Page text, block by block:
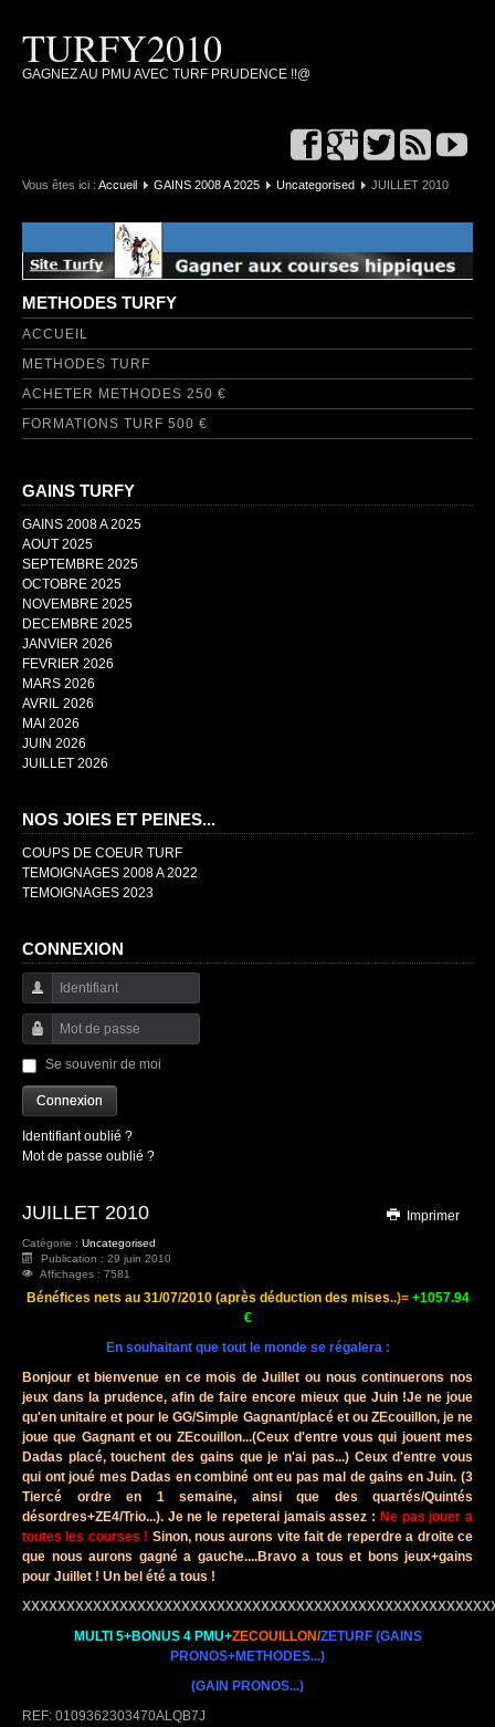
TURFY2010
GAGNEZ AU PMU AVEC TURF PRUDENCE !!@
Vous êtes ici : Accueil GAINS 2008 A 2025 Uncategorised JUILLET 2010
METHODES TURFY
ACCUEIL
METHODES TURF
ACHETER METHODES 250 €
FORMATIONS TURF 500 €
GAINS TURFY
GAINS 2008 A 2025
AOUT 2025
SEPTEMBRE 2025
OCTOBRE 2025
NOVEMBRE 2025
DECEMBRE 2025
JANVIER 2026
FEVRIER 2026
MARS 2026
AVRIL 2026
MAI 2026
JUIN 2026
JUILLET 2026
NOS JOIES ET PEINES...
COUPS DE COEUR TURF
TEMOIGNAGES 2008 A 2022
TEMOIGNAGES 2023
CONNEXION
Identifiant
Mot de passe
Se souvenir de moi
Connexion
Identifiant oublié ?
Mot de passe oublié ?
Imprimer
JUILLET 2010
Catégorie : Uncategorised
Publication : 29 juin 2010
Affichages : 7581
Bénéfices nets au 31/07/2010 (après déduction des mises..)=+1057.94
€
En souhaitant que tout le monde se régalera :
Bonjour et bienvenue en ce mois de Juillet ou nous continuerons nos
jeux dans la prudence, afin de faire encore mieux que Juin !Je ne joue
qu'en unitaire et pour le GG/Simple Gagnant/placé et ou ZEcouillon, je ne
joue que Gagnant et ou ZEcouillon...(Ceux d'entre vous qui jouent mes
Dadas placé, touchent des gains que je n'ai pas...) Ceux d'entre vous
qui ont joué mes Dadas en combiné ont eu pas mal de gains en Juin. (3
Tiercé ordre en 1 semaine, ainsi que des quartés/Quintés
désordres+ZE4/Trio...). Je ne le repeterai jamais assez : Ne pas jouer a
toutes les courses ! Sinon, nous aurons vite fait de reperdre a droite ce
que nous aurons gagné a gauche....Bravo a tous et bons jeux+gains
pour Juillet ! Un bel été a tous !
MULTI 5+BONUS 4 PMU+ZECOUILLON/ZETURF (GAINS
PRONOS+METHODES...)
(GAIN PRONOS...)
REF: 0109362303470ALQB7J